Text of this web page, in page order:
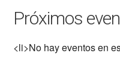
Próximos
<li>No hay eventos en